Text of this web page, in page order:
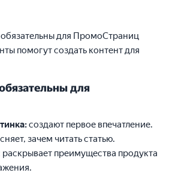
для ПромоСтраниц
помогут создать контент для
для
создают первое впечатление.
зачем читать статью.
раскрывает преимущества продукта